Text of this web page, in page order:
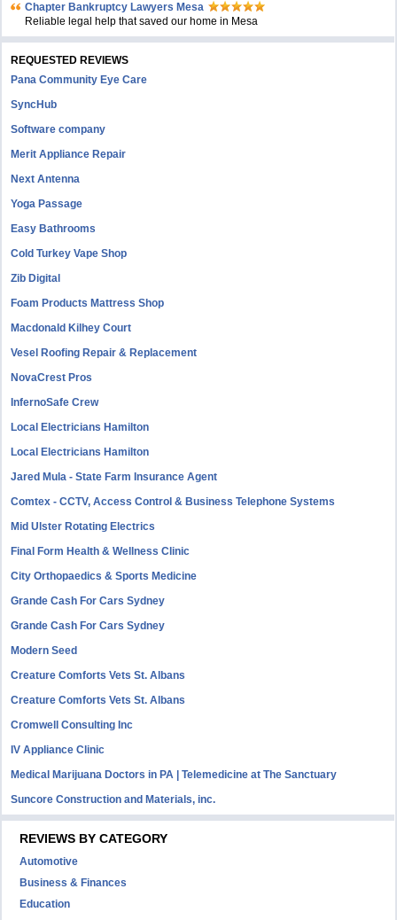
Chapter Bankruptcy Lawyers Mesa
Reliable legal help that saved our home in Mesa
REQUESTED REVIEWS
Pana Community Eye Care
SyncHub
Software company
Merit Appliance Repair
Next Antenna
Yoga Passage
Easy Bathrooms
Cold Turkey Vape Shop
Zib Digital
Foam Products Mattress Shop
Macdonald Kilhey Court
Vesel Roofing Repair & Replacement
NovaCrest Pros
InfernoSafe Crew
Local Electricians Hamilton
Local Electricians Hamilton
Jared Mula - State Farm Insurance Agent
Comtex - CCTV, Access Control & Business Telephone Systems
Mid Ulster Rotating Electrics
Final Form Health & Wellness Clinic
City Orthopaedics & Sports Medicine
Grande Cash For Cars Sydney
Grande Cash For Cars Sydney
Modern Seed
Creature Comforts Vets St. Albans
Creature Comforts Vets St. Albans
Cromwell Consulting Inc
IV Appliance Clinic
Medical Marijuana Doctors in PA | Telemedicine at The Sanctuary
Suncore Construction and Materials, inc.
REVIEWS BY CATEGORY
Automotive
Business & Finances
Education